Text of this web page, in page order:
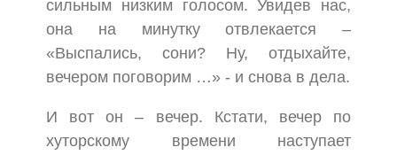
сильным низким голосом. Увидев нас,
она на минутку отвлекается –
«Выспались, сони? Ну, отдыхайте,
вечером поговорим …» - и снова в дела.
И вот он – вечер. Кстати, вечер по
хуторскому времени наступает